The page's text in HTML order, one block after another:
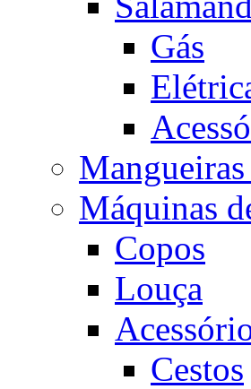
Gás
Máquinas
Copos
Louça
Cestos